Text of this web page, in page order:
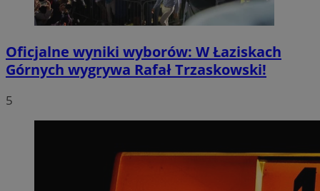
Oficjalne wyniki wyborów: W Łaziskach
Górnych wygrywa Rafał Trzaskowski!
5